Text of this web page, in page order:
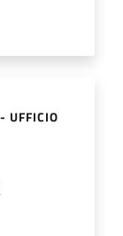
UFFICIO